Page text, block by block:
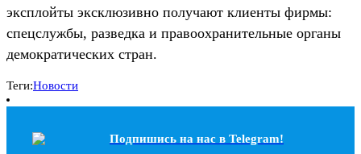
эксплойты эксклюзивно получают клиенты фирмы:
спецслужбы, разведка и правоохранительные органы
демократических стран.
Теги:Новости
Подпишись на наc в Telegram!